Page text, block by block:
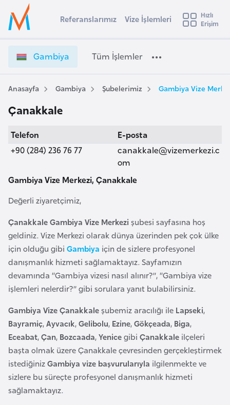
Ülke Seçimi
Başvuru yapmak istediğiniz ülkeyi seçin
Üye
Girişi
a
b
i
y
V
e
l
e
l
e
r
i
e
t
Referanslarımız Vize İşlemleri
Hızlı
Erişim
Gambiya Tüm İşlemler
Anasayfa Gambiya Şubelerimiz Gambiya Vize
Çanakkale
Telefon
+90 (284) 236 76 77
E-posta
canakkale@vizemerkezi.c
om
Gambiya Vize Merkezi, Çanakkale
Değerli ziyaretçimiz,
Çanakkale Gambiya Vize Merkezi şubesi sayfasına hoş
geldiniz. Vize Merkezi olarak dünya üzerinden pek çok ülke
için olduğu gibi Gambiya için de sizlere profesyonel
danışmanlık hizmeti sağlamaktayız. Sayfamızın
devamında “Gambiya vizesi nasıl alınır?”, “Gambiya vize
işlemleri nelerdir?” gibi sorulara yanıt bulabilirsiniz.
Gambiya Vize Çanakkaleşubemiz aracılığı ile Lapseki,
Bayramiç,Ayvacık,Gelibolu, Ezine,Gökçeada, Biga,
Eceabat,Çan, Bozcaada,Yenicegibi Çanakkale ilçeleri
başta olmak üzere Çanakkale çevresinden gerçekleştirmek
istediğinizGambiya vize başvurularıyla ilgilenmekte ve
sizlere bu süreçte profesyonel danışmanlık hizmeti
sağlamaktayız.
s
t
r
a
v
u
t
r
y
a
A
z
e
b
a
y
c
a
n